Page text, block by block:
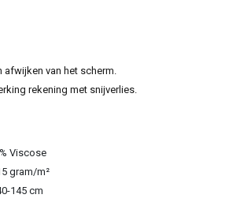
afwijken van het scherm.
rekening met snijverlies.
Viscose
gram/m²
145 cm